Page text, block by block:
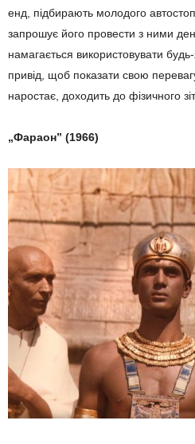
енд, підбирають молодого
запрошує його провести з ними
намагається використовувати
привід, щоб показати свою
наростає, доходить до фізичного
„Фараон” (1966)